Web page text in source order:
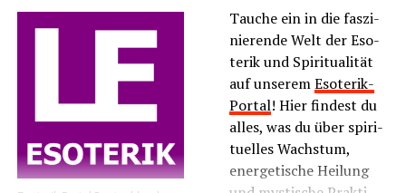
Tau­che ein in die fas­zi­
nie­ren­de Welt der Eso­
te­rik und Spi­ri­tua­li­tät
auf unse­remEso­te­rik-
Por­tal! Hier fin­dest du
alles, was du über spi­ri­
tu­el­les Wachs­tum,
ener­ge­ti­sche Hei­lung